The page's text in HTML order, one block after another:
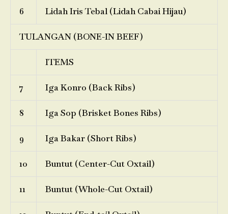
6 Lidah Iris Tebal (Lidah Cabai Hijau)
TULANGAN (BONE-IN BEEF)
ITEMS
7 Iga Konro (Back Ribs)
8 Iga Sop (Brisket Bones Ribs)
9 Iga Bakar (Short Ribs)
10 Buntut (Center-Cut Oxtail)
11 Buntut (Whole-Cut Oxtail)